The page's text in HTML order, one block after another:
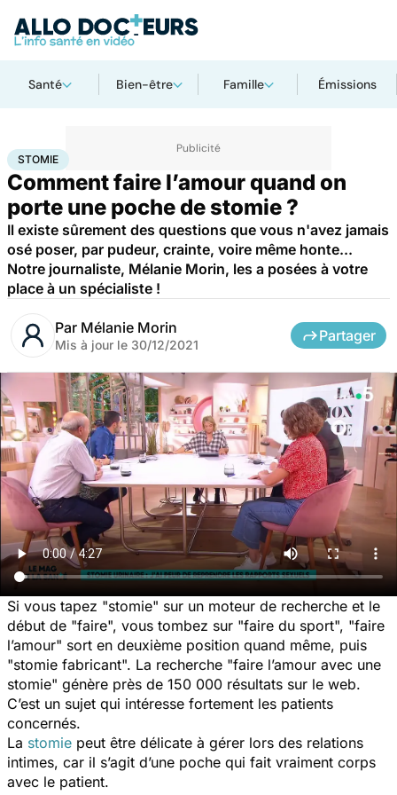
Santé Bien-être Famille Émissions
AccueilSanté
STOMIE
Comment faire l’amour quand on
porte une poche de stomie ?
Il existe sûrement des questions que vous n'avez jamais
osé poser, par pudeur, crainte, voire même honte...
Notre journaliste, Mélanie Morin, les a posées à votre
place à un spécialiste !
Par Mélanie Morin
Mis à jour le 30/12/2021
Partager
Si vous tapez "stomie" sur un moteur de recherche et le
début de "faire", vous tombez sur "faire du sport", "faire
l’amour" sort en deuxième position quand même, puis
"stomie fabricant". La recherche "faire l’amour avec une
stomie" génère près de 150 000 résultats sur le web.
C’est un sujet qui intéresse fortement les patients
concernés.
La stomie peut être délicate à gérer lors des relations
intimes, car il s’agit d’une poche qui fait vraiment corps
avec le patient.